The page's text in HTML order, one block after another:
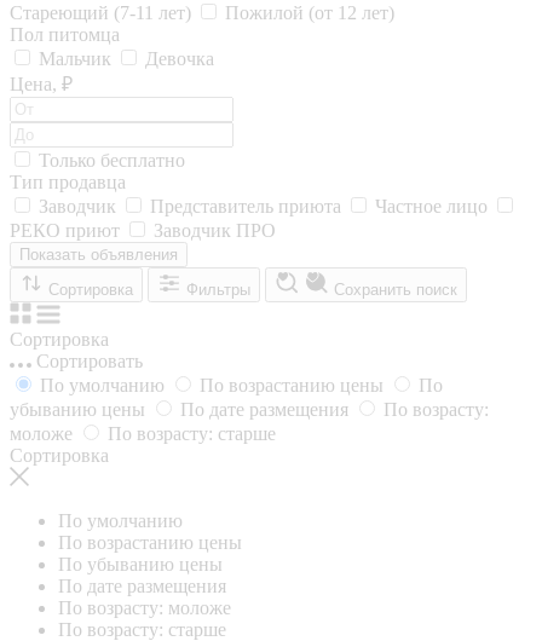
Стареющий (7-11 лет)
Пожилой (от 12 лет)
Пол питомца
Мальчик
Девочка
Цена, ₽
Только бесплатно
Тип продавца
Заводчик
Представитель приюта
Частное лицо
РЕКО приют
Заводчик ПРО
Показать объявления
Сортировка
Фильтры Сохранить поиск
Сортировка
Сортировать
По умолчанию
По возрастанию цены
По
убыванию цены
По дате размещения
По возрасту:
моложе
По возрасту: старше
Сортировка
По умолчанию
По возрастанию цены
По убыванию цены
По дате размещения
По возрасту: моложе
По возрасту: старше